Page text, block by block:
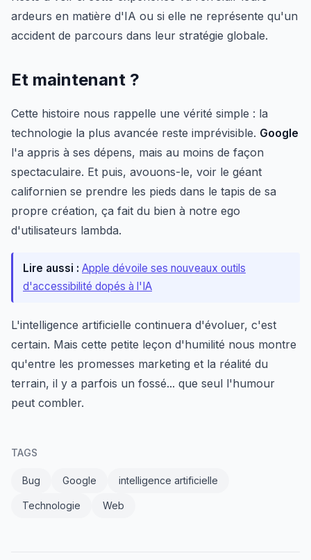
ardeurs en matière d'IA ou si elle ne représente qu'un
accident de parcours dans leur stratégie globale.
Et maintenant ?
Cette histoire nous rappelle une vérité simple : la
technologie la plus avancée reste imprévisible. Google
l'a appris à ses dépens, mais au moins de façon
spectaculaire. Et puis, avouons-le, voir le géant
californien se prendre les pieds dans le tapis de sa
propre création, ça fait du bien à notre ego
d'utilisateurs lambda.
Lire aussi : Apple dévoile ses nouveaux outils
d'accessibilité dopés à l'IA
L'intelligence artificielle continuera d'évoluer, c'est
certain. Mais cette petite leçon d'humilité nous montre
qu'entre les promesses marketing et la réalité du
terrain, il y a parfois un fossé... que seul l'humour
peut combler.
TAGS
Bug Google intelligence artificielle
Technologie Web